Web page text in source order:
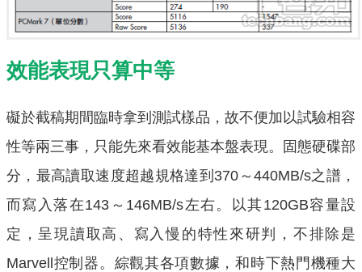
效能表現只算中等
礙於截稿期間臨時拿到測試樣品，故不便加以試驗相容
性等兩三事，只能先來看效能基本盤表現。固態硬碟部
分，最高讀取速度超越規格達到370～440MB/s之譜，
而寫入落在143～146MB/s左右。以其120GB容量設
定，呈現讀取高、寫入慢的特性來研判，不排除是
Marvell控制器。綜觀其各項數據，和時下熱門機種大